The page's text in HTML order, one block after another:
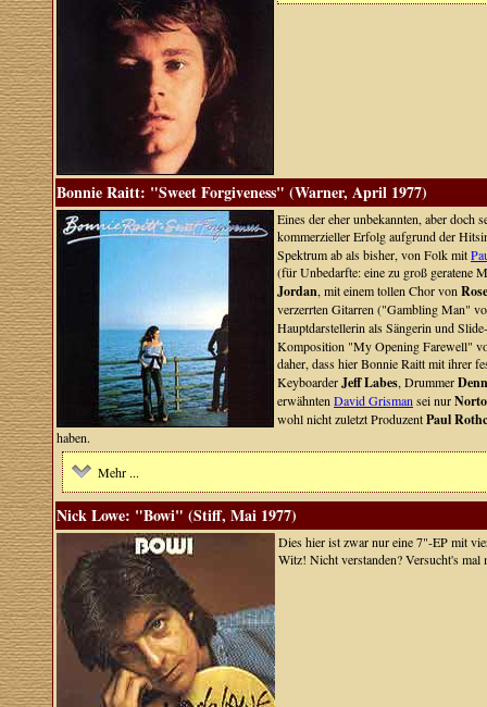
Bonnie Raitt: "Sweet Forgiveness" (Warner, April 1977)
Eines der eher unbekannten, aber
kommerzieller Erfolg aufgrund der
Spektrum ab als bisher, von Folk mit
(für Unbedarfte: eine zu groß
Jordan, mit einem tollen Chor von
verzerrten Gitarren ("Gambling Man"
Hauptdarstellerin als Sängerin und
Komposition "My Opening Farewell"
daher, dass hier Bonnie Raitt mit ihrer
KeyboarderJeff Labes, Drummer
erwähnten David Grisman sei nur
wohl nicht zuletzt ProduzentPaul
haben.
Mehr ...
Nick Lowe: "Bowi" (Stiff, Mai 1977)
Dies hier ist zwar nur eine 7"-EP mit
Witz! Nicht verstanden? Versucht's